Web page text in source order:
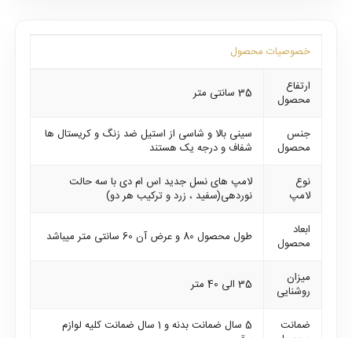
خصوصیات محصول
ارتفاع
محصول
35 سانتی متر
جنس
محصول
سینی بالا و شاسی از استیل ضد زنگ و کریستال ها
شفاف و درجه یک هستند
نوع
لامپ
لامپ های نسل جدید اس ام دی با سه حالت
نوردهی(سفید ، زرد و ترکیب هر دو)
ابعاد
محصول
طول محصول 80 و عرض آن 60 سانتی متر میباشد
میزان
روشنایی
35 الی 40 متر
ضمانت
5 سال ضمانت بدنه و 1 سال ضمانت کلیه لوازم